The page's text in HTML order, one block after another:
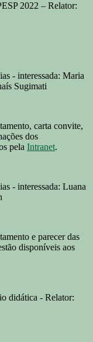
2022 – Relator:
- interessada: Maria
Sugimati
carta convite,
dos
pela Intranet.
- interessada: Luana
e parecer das
disponíveis aos
didática - Relator: